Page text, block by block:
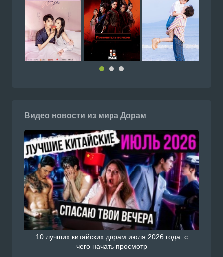
Видео новости из мира Дорам
10 лучших китайских дорам июля 2026 года: с
чего начать просмотр